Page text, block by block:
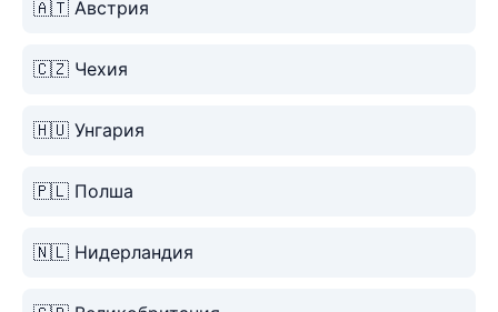
🇦🇹 Австрия
🇨🇿 Чехия
🇭🇺 Унгария
🇵🇱 Полша
🇳🇱 Нидерландия